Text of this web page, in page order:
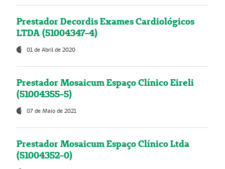
Prestador Decordis Exames Cardiológicos
LTDA (51004347-4)
01 de Abril de 2020
Prestador Mosaicum Espaço Clínico Eireli
(51004355-5)
07 de Maio de 2021
Prestador Mosaicum Espaço Clínico Ltda
(51004352-0)